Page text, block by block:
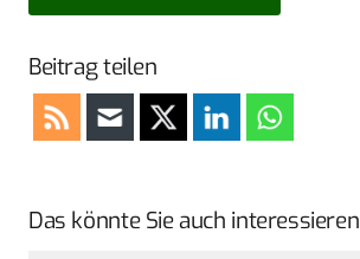
Beitrag teilen
Das könnte Sie auch interessieren